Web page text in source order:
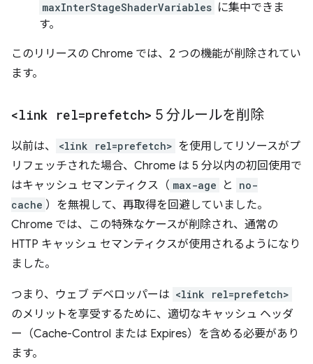
maxInterStageShaderVariables に集中できま
す。
このリリースの Chrome では、2 つの機能が削除されてい
ます。
<link rel=prefetch> 5 分ルールを削除
以前は、 <link rel=prefetch> を使用してリソースがプ
リフェッチされた場合、Chrome は 5 分以内の初回使用で
はキャッシュ セマンティクス（ max-age と
no-
cache ）を無視して、再取得を回避していました。
Chrome では、この特殊なケースが削除され、通常の
HTTP キャッシュ セマンティクスが使用されるようになり
ました。
つまり、ウェブ デベロッパーは <link rel=prefetch>
のメリットを享受するために、適切なキャッシュ ヘッダ
ー（Cache-Control または Expires）を含める必要があり
ます。